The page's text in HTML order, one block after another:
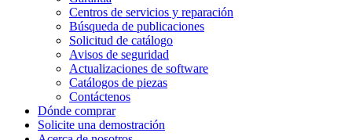
Centros de servicios y reparación
Búsqueda de publicaciones
Solicitud de catálogo
Avisos de seguridad
Actualizaciones de software
Catálogos de piezas
Contáctenos
Dónde comprar
Solicite una demostración